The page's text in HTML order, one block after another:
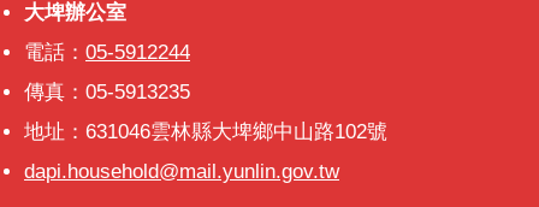
大埤辦公室
大埤辦公室
電話： 05-5912244
傳真：05-5913235
地址：631046雲林縣大埤鄉中山路102號
dapi.household@mail.yunlin.gov.tw